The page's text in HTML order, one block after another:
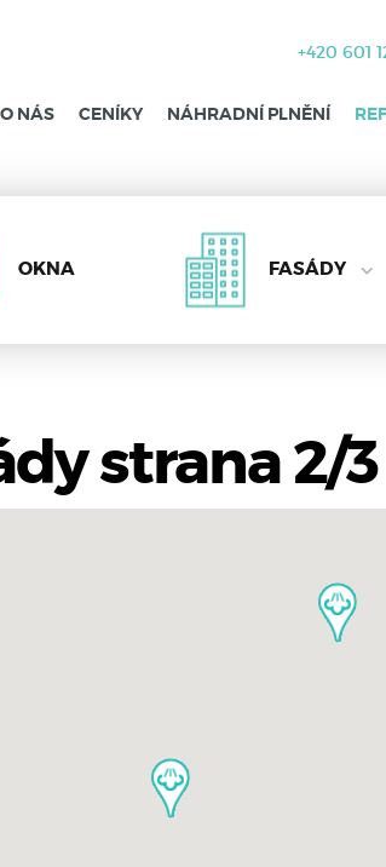
+420 601
O NÁS CENÍKY NÁHRADNÍ PLNĚNÍ
OKNA FASÁDY
strana 2/3